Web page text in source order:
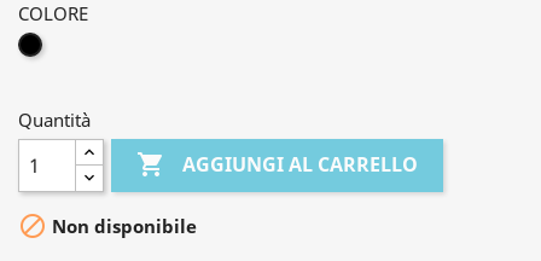
COLORE
NERO
Quantità
 AGGIUNGI AL CARRELLO
 Non disponibile